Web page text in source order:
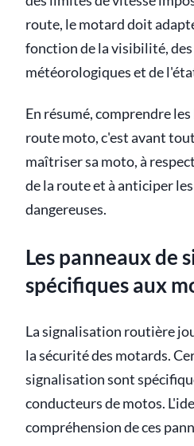
route, le motard doit
fonction de la visibilité,
météorologiques et de
En résumé, comprendre les
route moto, c'est avant
maîtriser sa moto, à
de la route et à anticiper
dangereuses.
Les panneaux de
spécifiques aux
La signalisation routière
la sécurité des motards.
signalisation sont
conducteurs de motos.
compréhension de ces